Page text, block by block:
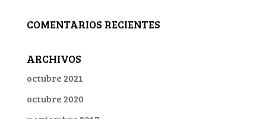
COMENTARIOS RECIENTES
ARCHIVOS
octubre 2021
octubre 2020